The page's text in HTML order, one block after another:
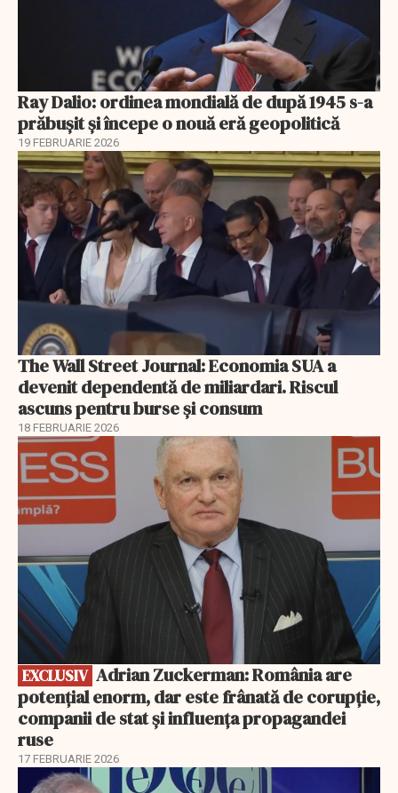
Ray Dalio: ordinea mondială de după 1945 s-a
prăbușit și începe o nouă eră geopolitică
19 FEBRUARIE 2026
The Wall Street Journal: Economia SUA a
devenit dependentă de miliardari. Riscul
ascuns pentru burse și consum
18 FEBRUARIE 2026
EXCLUSIV
EXCLUSIV
potențial enorm, dar este frânată de corupție,
companii de stat și influența propagandei
ruse
17 FEBRUARIE 2026
EXCLUSIV